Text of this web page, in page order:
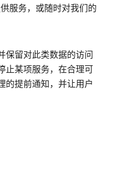
服务，或随时对我们的
保留对此类数据的访问
止某项服务，在合理可
的提前通知，并让用户